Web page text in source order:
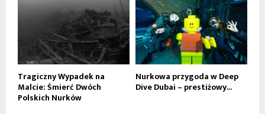
Tragiczny Wypadek na
Malcie: Śmierć Dwóch
Polskich Nurków
Nurkowa przygoda w Deep
Dive Dubai – prestiżowy...